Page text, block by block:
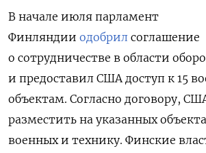
В начале июля парламент
Финляндии одобрил соглашение
о сотрудничестве в области
и предоставил США доступ к 15
объектам. Согласно договору,
разместить на указанных
военных и технику. Финские